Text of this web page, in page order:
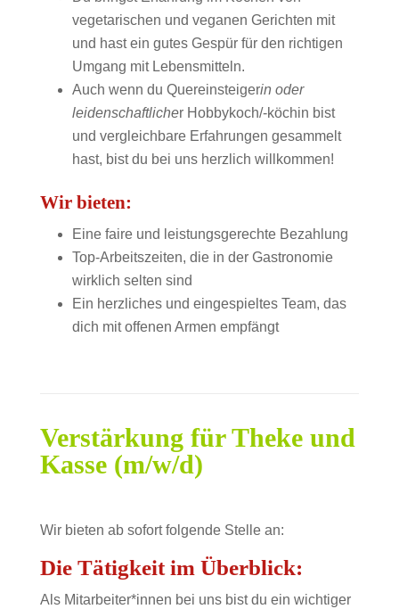
vegetarischen und veganen Gerichten mit
und hast ein gutes Gespür für den richtigen
Umgang mit Lebensmitteln.
Auch wenn du Quereinsteigerin oder
leidenschaftlicher Hobbykoch/-köchin bist
und vergleichbare Erfahrungen gesammelt
hast, bist du bei uns herzlich willkommen!
Wir bieten:
Eine faire und leistungsgerechte Bezahlung
Top-Arbeitszeiten, die in der Gastronomie
wirklich selten sind
Ein herzliches und eingespieltes Team, das
dich mit offenen Armen empfängt
Verstärkung für Theke und
Kasse (m/w/d)
Wir bieten ab sofort folgende Stelle an:
Die Tätigkeit im Überblick:
Als Mitarbeiter*innen bei uns bist du ein wichtiger